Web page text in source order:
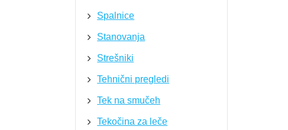
Spalnice
Stanovanja
Strešniki
Tehnični pregledi
Tek na smučeh
Tekočina za leče